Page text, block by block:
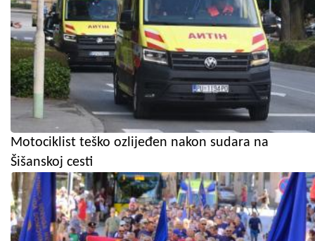
Motociklist teško ozlijeđen nakon sudara na
Šišanskoj cesti